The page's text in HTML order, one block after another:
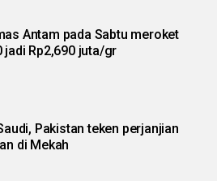
Antam pada Sabtu meroket
jadi Rp2,690 juta/gr
Pakistan teken perjanjian
di Mekah